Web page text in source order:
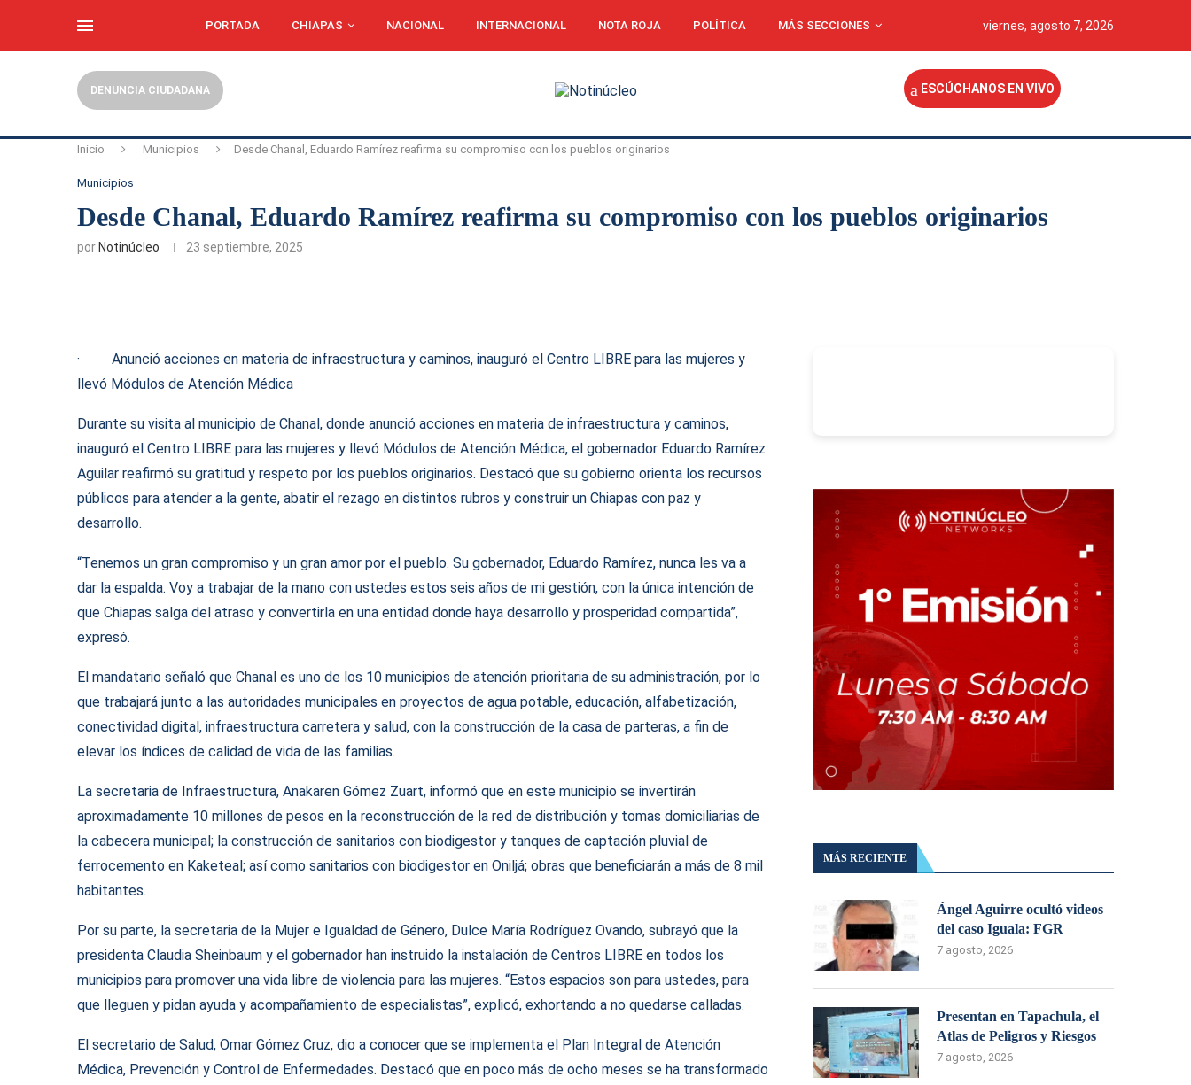
PORTADA CHIAPAS NACIONAL INTERNACIONAL NOTA ROJA POLÍTICA MÁS SECCIONES viernes, agosto 7, 2026
DENUNCIA CIUDADANA ESCÚCHANOS EN VIVO
Inicio Municipios Desde Chanal, Eduardo Ramírez reafirma su compromiso con los pueblos originarios
Municipios
Desde Chanal, Eduardo Ramírez reafirma su compromiso con los pueblos originarios
por Notinúcleo 23 septiembre, 2025
· Anunció acciones en materia de infraestructura y caminos, inauguró el Centro LIBRE para las mujeres y
llevó Módulos de Atención Médica
Durante su visita al municipio de Chanal, donde anunció acciones en materia de infraestructura y caminos,
inauguró el Centro LIBRE para las mujeres y llevó Módulos de Atención Médica, el gobernador Eduardo Ramírez
Aguilar reafirmó su gratitud y respeto por los pueblos originarios. Destacó que su gobierno orienta los recursos
públicos para atender a la gente, abatir el rezago en distintos rubros y construir un Chiapas con paz y
desarrollo.
“Tenemos un gran compromiso y un gran amor por el pueblo. Su gobernador, Eduardo Ramírez, nunca les va a
dar la espalda. Voy a trabajar de la mano con ustedes estos seis años de mi gestión, con la única intención de
que Chiapas salga del atraso y convertirla en una entidad donde haya desarrollo y prosperidad compartida”,
expresó.
El mandatario señaló que Chanal es uno de los 10 municipios de atención prioritaria de su administración, por lo
que trabajará junto a las autoridades municipales en proyectos de agua potable, educación, alfabetización,
conectividad digital, infraestructura carretera y salud, con la construcción de la casa de parteras, a fin de
elevar los índices de calidad de vida de las familias.
La secretaria de Infraestructura, Anakaren Gómez Zuart, informó que en este municipio se invertirán
aproximadamente 10 millones de pesos en la reconstrucción de la red de distribución y tomas domiciliarias de
la cabecera municipal; la construcción de sanitarios con biodigestor y tanques de captación pluvial de
ferrocemento en Kaketeal; así como sanitarios con biodigestor en Oniljá; obras que beneficiarán a más de 8 mil
habitantes.
Por su parte, la secretaria de la Mujer e Igualdad de Género, Dulce María Rodríguez Ovando, subrayó que la
presidenta Claudia Sheinbaum y el gobernador han instruido la instalación de Centros LIBRE en todos los
municipios para promover una vida libre de violencia para las mujeres. “Estos espacios son para ustedes, para
que lleguen y pidan ayuda y acompañamiento de especialistas”, explicó, exhortando a no quedarse calladas.
El secretario de Salud, Omar Gómez Cruz, dio a conocer que se implementa el Plan Integral de Atención
Médica, Prevención y Control de Enfermedades. Destacó que en poco más de ocho meses se ha transformado
MÁS RECIENTE
Ángel Aguirre ocultó videos
del caso Iguala: FGR
7 agosto, 2026
Presentan en Tapachula, el
Atlas de Peligros y Riesgos
7 agosto, 2026